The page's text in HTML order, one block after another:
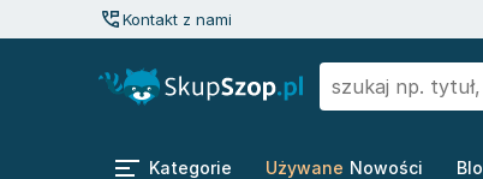
Kontakt z nami
Kategorie Używane Nowości